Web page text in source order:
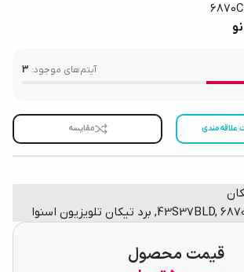
آیتم‌های موجود: 3
علاقه‌مندی مقایسه
43S37BLD,
, برد تیکان تلویزیون اسنوا
قیمت محصول